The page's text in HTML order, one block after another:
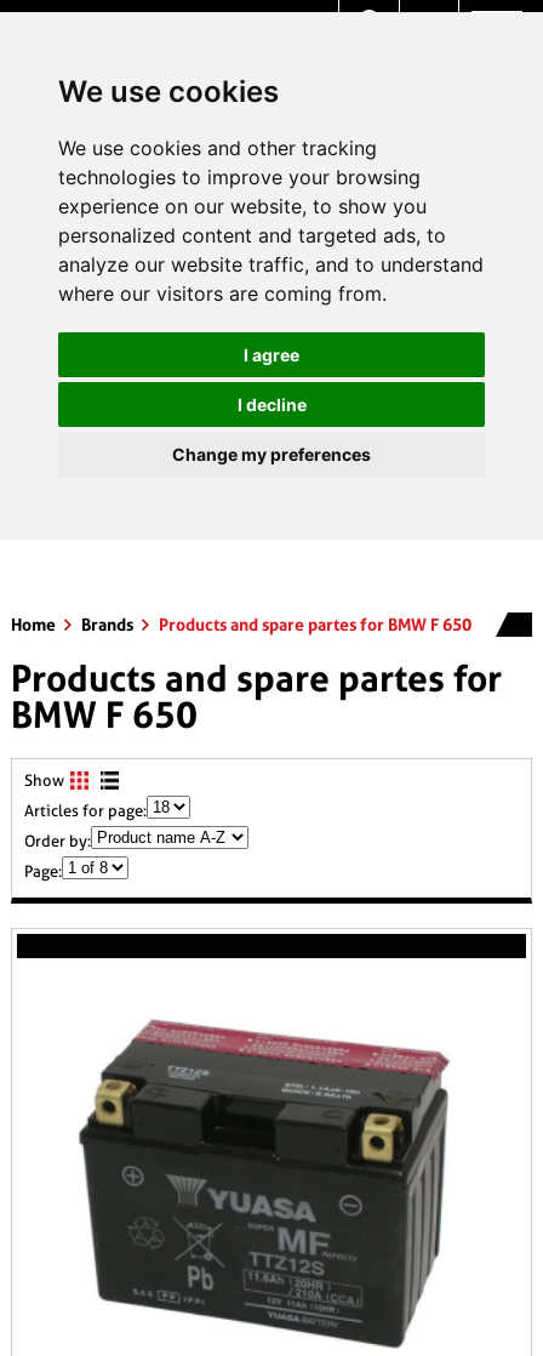
We use cookies
We use cookies and other tracking
technologies to improve your browsing
experience on our website, to show you
personalized content and targeted ads, to
analyze our website traffic, and to understand
where our visitors are coming from.
I agree
I decline
Change my preferences
Home Brands Products and spare partes for BMW F 650
Products and spare partes for
BMW F 650
Show
Articles for page:
Order by:
Page: